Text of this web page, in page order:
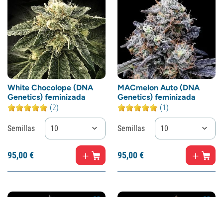
White Chocolope (DNA
Genetics) feminizada
(2)
Semillas 10
95,00€
MACmelon Auto (DNA
Genetics) feminizada
(1)
Semillas 10
95,00€